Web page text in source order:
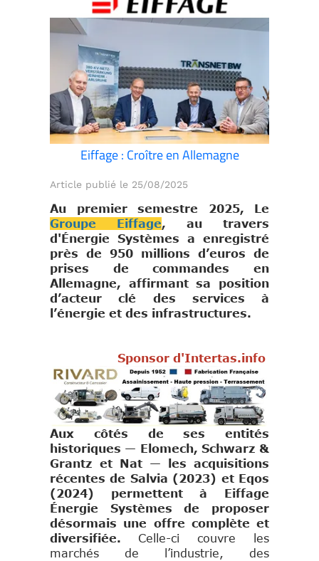
Eiffage : Croître en Allemagne
Article publié le 25/08/2025
Au premier semestre 2025, Le
Groupe Eiffage, au travers
d'Énergie Systèmes a enregistré
près de 950 millions d’euros de
prises de commandes en
Allemagne, affirmant sa position
d’acteur clé des services à
l’énergie et des infrastructures.
Sponsor d'Intertas.info
Aux côtés de ses entités
historiques — Elomech, Schwarz &
Grantz et Nat — les acquisitions
récentes de Salvia (2023) et Eqos
(2024) permettent à Eiffage
Énergie Systèmes de proposer
désormais une offre complète et
diversifiée. Celle-ci couvre les
marchés de l’industrie, des